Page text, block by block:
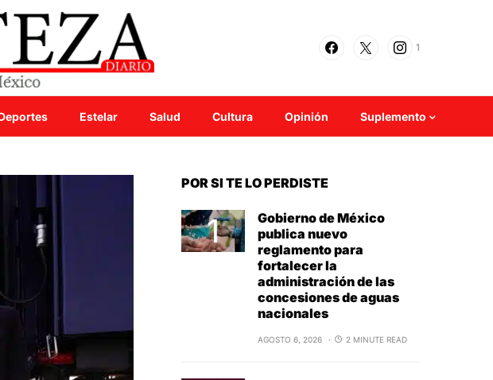
1
Estelar Salud Cultura Opinión Suplemento
POR SI TE LO PERDISTE
Gobierno de México
publica nuevo
reglamento para
fortalecer la
administración de las
concesiones de aguas
nacionales
AGOSTO 6, 2026 2 MINUTE READ